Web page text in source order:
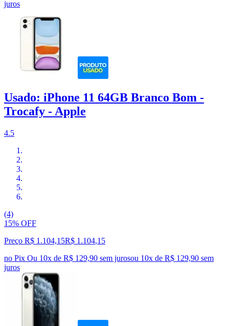
juros
Usado: iPhone 11 64GB Branco Bom -
Trocafy - Apple
4.5
(4)
15% OFF
Preço R$ 1.104,15R$ 1.104,15
no Pix Ou 10x de R$ 129,90 sem jurosou 10x de R$ 129,90 sem
juros